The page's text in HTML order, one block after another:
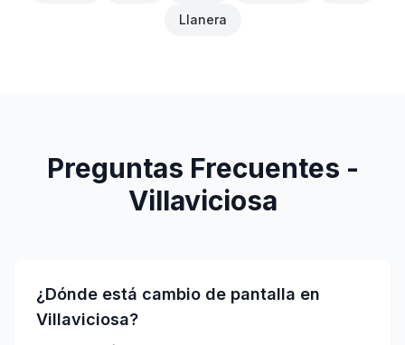
Llanera
Preguntas Frecuentes -
Villaviciosa
¿Dónde está cambio de pantalla en
Villaviciosa?